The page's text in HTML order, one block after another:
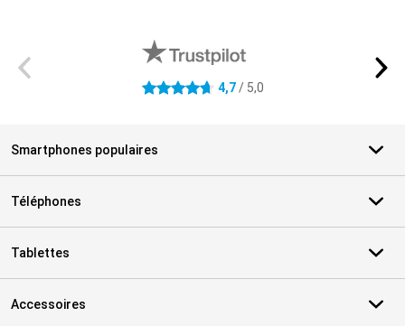
4.7 étoiles 4,7/ 5,0
Smartphones populaires
Téléphones
Tablettes
Accessoires